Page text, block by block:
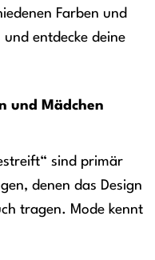
Farben und
entdecke deine
und Mädchen
sind primär
denen das Design
tragen. Mode kennt